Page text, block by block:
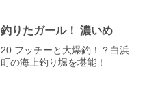
釣りたガール！ 濃いめ
20 フッチーと大爆釣！？白浜
町の海上釣り堀を堪能！